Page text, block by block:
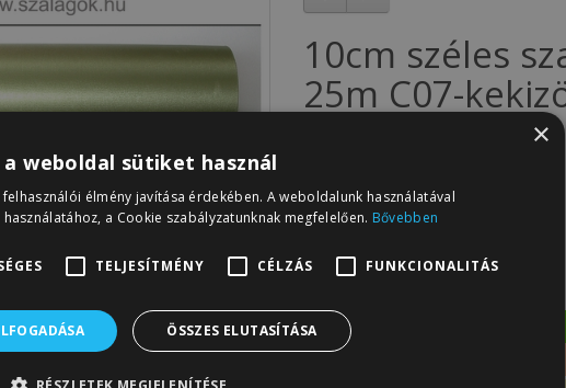
10cm széles
25m C07-
3 380Ft
A sorozat termékei
×
a weboldal sütiket használ
élmény javítása érdekében. A weboldalunk használatával
a Cookie szabályzatunknak megfelelően. Bővebben
TELJESÍTMÉNY CÉLZÁS FUNKCIONALITÁS
ÖSSZES ELUTASÍTÁSA